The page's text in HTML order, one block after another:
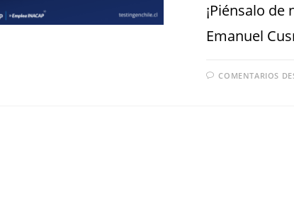
¡Piénsalo de
Emanuel
COMENTARIOS